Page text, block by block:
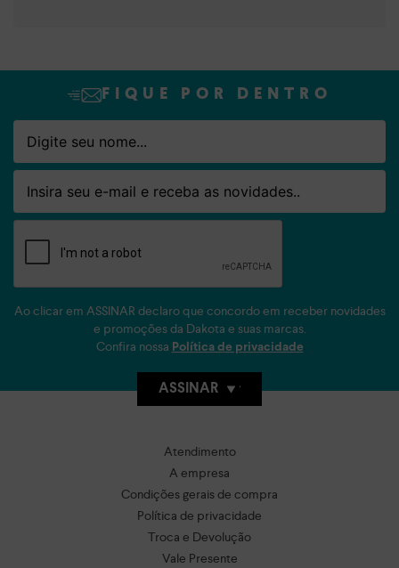
FIQUE POR DENTRO
Nome
Email
Ao clicar em ASSINAR declaro que concordo em receber novidades
e promoções da Dakota e suas marcas.
Confira nossa Política de privacidade
ASSINAR
Atendimento
A empresa
Condições gerais de compra
Política de privacidade
Troca e Devolução
Vale Presente